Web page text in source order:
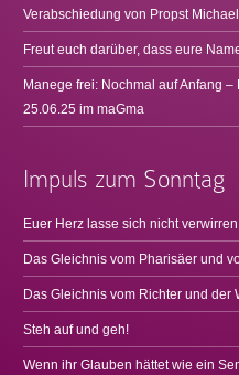
Verabschiedung von Propst
Freut euch darüber, dass eure
Manege frei: Nochmal auf Anfang
25.06.25 im maGma
Impuls zum Sonntag
Euer Herz lasse sich nicht verwirren
Das Gleichnis vom Pharisäer und
Das Gleichnis vom Richter und der
Steh auf und geh!
Wenn ihr Glauben hättet wie ein